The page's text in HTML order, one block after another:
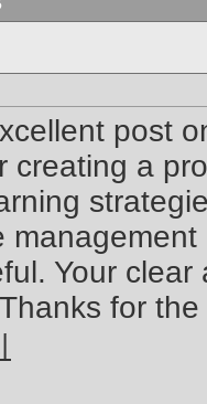
post
creating a
Your
for